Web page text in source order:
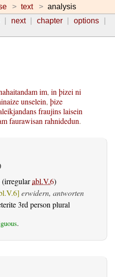
text
analysis
next chapter
options
im, in þizei ni
unselein, þize
fraujinslaisein
faurawisan rahnidedun.
(irregularabl.V.6)
erwidern, antworten
3rd person plural
.